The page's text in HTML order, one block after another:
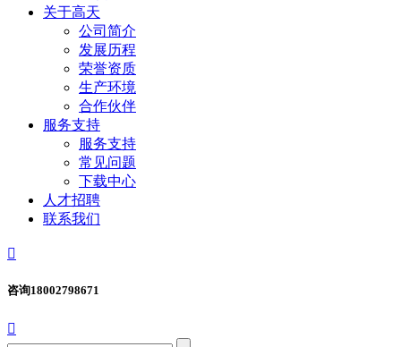
关于高天
公司简介
发展历程
荣誉资质
生产环境
合作伙伴
服务支持
服务支持
常见问题
下载中心
人才招聘
联系我们

咨询18002798671
